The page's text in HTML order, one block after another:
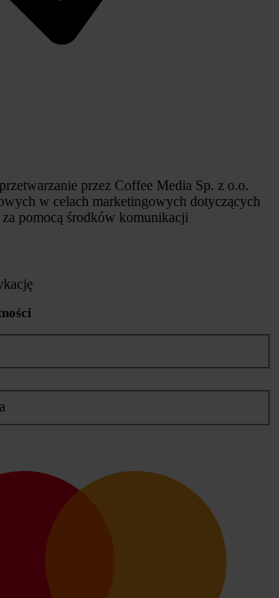
przez Coffee Media Sp. z o.o.
w celach marketingowych dotyczących
za pomocą środków komunikacji